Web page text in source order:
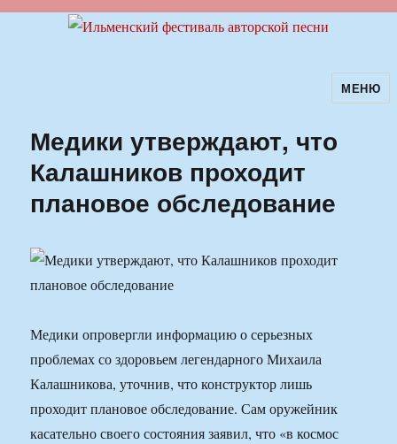
Ильменский фестиваль авторскойМЕНЮ
Медики утверждают, что
Калашников проходит
плановое обследование
Медики опровергли информацию о серьезных
проблемах со здоровьем легендарного Михаила
Калашникова, уточнив, что конструктор лишь
проходит плановое обследование. Сам оружейник
касательно своего состояния заявил, что «в космос